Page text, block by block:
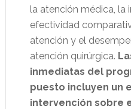
la atención médica, la
efectividad
atención y el
atención quirúrgica.
inmediatas del
puesto incluyen un
intervención sobre